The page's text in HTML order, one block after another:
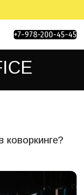
+7-978-200-45-45